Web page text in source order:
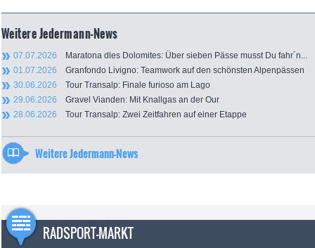
Weitere Jedermann-News
07.07.2026 Maratona dles Dolomites: Über sieben Pässe musst Du fahr´n...
01.07.2026 Granfondo Livigno: Teamwork auf den schönsten Alpenpässen
30.06.2026 Tour Transalp: Finale furioso am Lago
29.06.2026 Gravel Vianden: Mit Knallgas an der Our
28.06.2026 Tour Transalp: Zwei Zeitfahren auf einer Etappe
Weitere Jedermann-News
RADSPORT-MARKT